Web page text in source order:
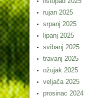
rujan 2025
srpanj 2025
lipanj 2025
svibanj 2025
travanj 2025
ožujak 2025
veljača 2025
prosinac 2024